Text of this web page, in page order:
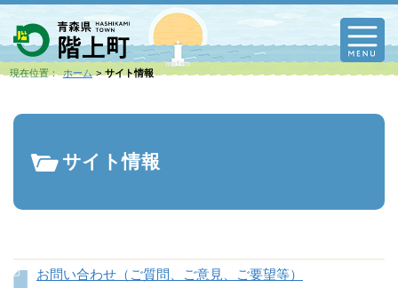
現在位置： ホーム サイト情報
サイト情報
お問い合わせ（ご質問、ご意見、ご要望等）